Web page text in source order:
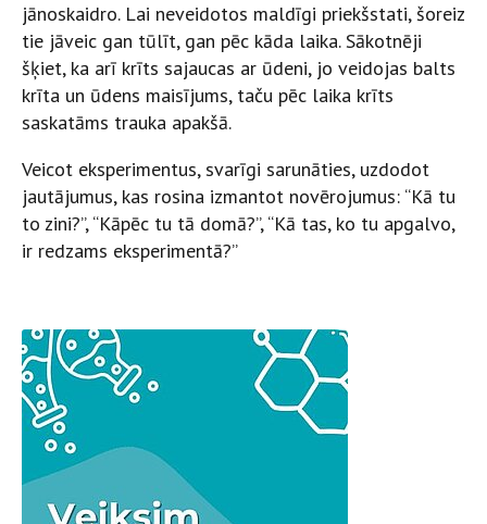
jānoskaidro. Lai neveidotos maldīgi priekšstati, šoreiz
tie jāveic gan tūlīt, gan pēc kāda laika. Sākotnēji
šķiet, ka arī krīts sajaucas ar ūdeni, jo veidojas balts
krīta un ūdens maisījums, taču pēc laika krīts
saskatāms trauka apakšā.
Veicot eksperimentus, svarīgi sarunāties, uzdodot
jautājumus, kas rosina izmantot novērojumus: “Kā tu
to zini?”, “Kāpēc tu tā domā?”, “Kā tas, ko tu apgalvo,
ir redzams eksperimentā?”